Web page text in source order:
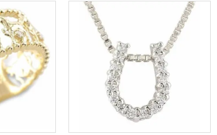
健康運アップ 総合運・全体運アップ